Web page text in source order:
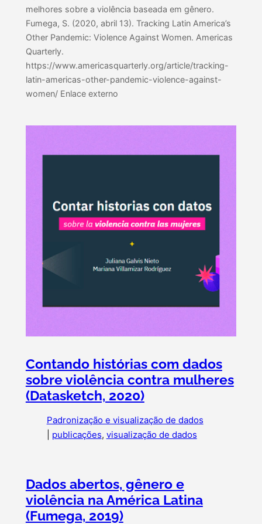
melhores sobre a violência baseada em gênero.
Fumega, S. (2020, abril 13). Tracking Latin America’s
Other Pandemic: Violence Against Women. Americas
Quarterly.
https://www.americasquarterly.org/article/tracking-
latin-americas-other-pandemic-violence-against-
women/ Enlace externo
Contando histórias com dados
sobre violência contra mulheres
(Datasketch, 2020)
Padronização e visualização de dados
publicações, visualização de dados
Dados abertos, gênero e
violência na América Latina
(Fumega, 2019)